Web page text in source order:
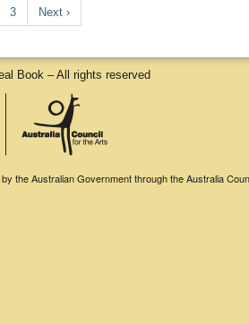
3 Next ›
Book – All rights reserved
the Australian Government through the Australia